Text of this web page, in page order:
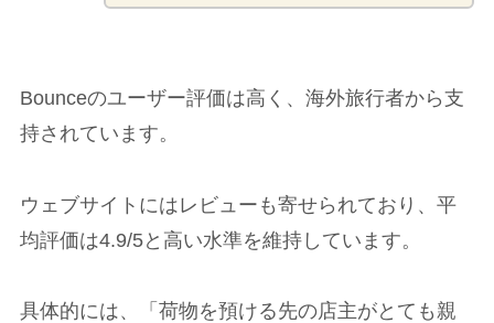
Bounceのユーザー評価は高く、海外旅行者から支
持されています。
ウェブサイトにはレビューも寄せられており、平
均評価は4.9/5と高い水準を維持しています。
具体的には、「荷物を預ける先の店主がとても親